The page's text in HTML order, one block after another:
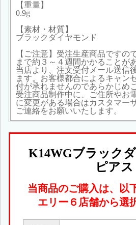
【重量】
0.9g
【素材・材質】
ブラックダイヤモンド
【ご注意】受注生産商品ですの
まで約３～４週間かかることが
当店より、注文受付メール送信
ます。お客様都合によるキャン
付が承れませんのであらかじめ
受注商品制作中に、ご住所やお
に変更がある場合はカスタマー
ご連絡をお願いいたします。
K14WGブラック
ピアス
当商品のご購入は、以
エリー６店舗から選